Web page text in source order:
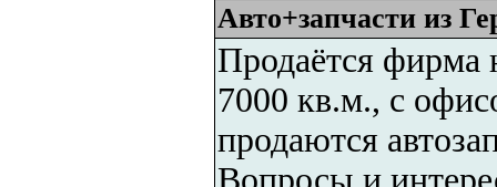
Авто+запчасти из
Продаётся фирма
7000 кв.м., с
продаются
Вопросы и